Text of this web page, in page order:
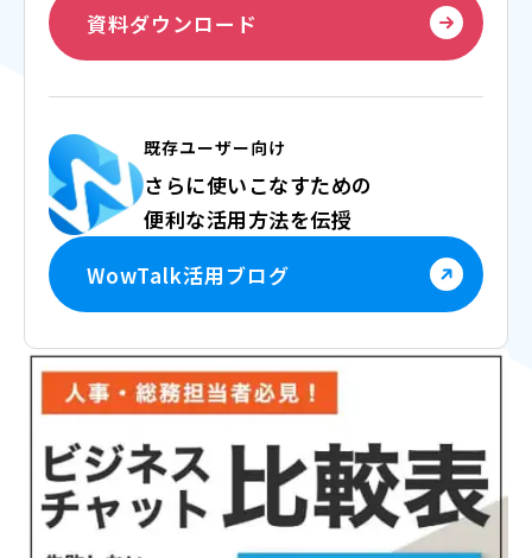
資料ダウンロード
既存ユーザー向け
さらに使いこなすための
便利な活用方法を伝授
WowTalk活用ブログ